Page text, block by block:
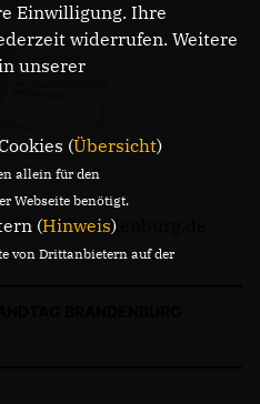
Landtag
Einwilligung. Ihre
widerrufen. Weitere
unserer
(Übersicht)
allein für den
Webseite benötigt.
(Hinweis)
von Drittanbietern auf der